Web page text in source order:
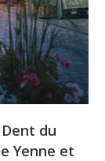
du
Yenne et